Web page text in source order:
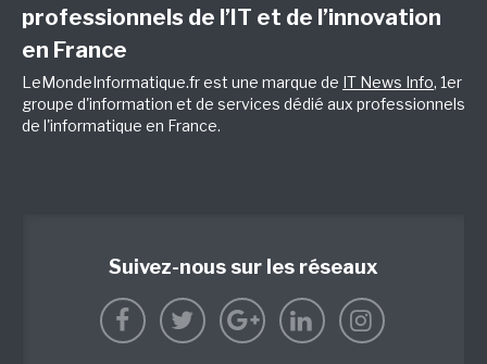
professionnels de l’IT et de l’innovation
en France
LeMondeInformatique.fr est une marque de IT News Info, 1er
groupe d'information et de services dédié aux professionnels
de l'informatique en France.
Suivez-nous sur les réseaux